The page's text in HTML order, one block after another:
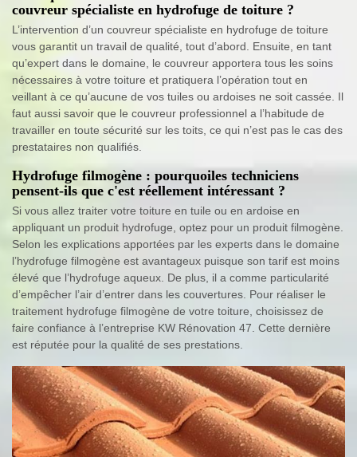
couvreur spécialiste en hydrofuge de toiture ?
L’intervention d’un couvreur spécialiste en hydrofuge de toiture
vous garantit un travail de qualité, tout d’abord. Ensuite, en tant
qu’expert dans le domaine, le couvreur apportera tous les soins
nécessaires à votre toiture et pratiquera l’opération tout en
veillant à ce qu’aucune de vos tuiles ou ardoises ne soit cassée. Il
faut aussi savoir que le couvreur professionnel a l’habitude de
travailler en toute sécurité sur les toits, ce qui n’est pas le cas des
prestataires non qualifiés.
Hydrofuge filmogène : pourquoiles techniciens
pensent-ils que c'est réellement intéressant ?
Si vous allez traiter votre toiture en tuile ou en ardoise en
appliquant un produit hydrofuge, optez pour un produit filmogène.
Selon les explications apportées par les experts dans le domaine
l’hydrofuge filmogène est avantageux puisque son tarif est moins
élevé que l’hydrofuge aqueux. De plus, il a comme particularité
d’empêcher l’air d’entrer dans les couvertures. Pour réaliser le
traitement hydrofuge filmogène de votre toiture, choisissez de
faire confiance à l’entreprise KW Rénovation 47. Cette dernière
est réputée pour la qualité de ses prestations.